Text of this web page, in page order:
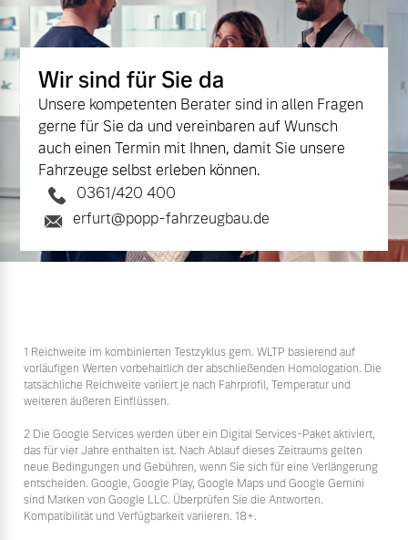
Wir sind für Sie da
Unsere kompetenten Berater sind in allen Fragen
gerne für Sie da und vereinbaren auf Wunsch
auch einen Termin mit Ihnen, damit Sie unsere
Fahrzeuge selbst erleben können.
0361/420 400
erfurt@popp-fahrzeugbau.de
1 Reichweite im kombinierten Testzyklus gem. WLTP basierend auf
vorläufigen Werten vorbehaltlich der abschließenden Homologation. Die
tatsächliche Reichweite variiert je nach Fahrprofil, Temperatur und
weiteren äußeren Einflüssen.
2 Die Google Services werden über ein Digital Services-Paket aktiviert,
das für vier Jahre enthalten ist. Nach Ablauf dieses Zeitraums gelten
neue Bedingungen und Gebühren, wenn Sie sich für eine Verlängerung
entscheiden. Google, Google Play, Google Maps und Google Gemini
sind Marken von Google LLC. Überprüfen Sie die Antworten.
Kompatibilität und Verfügbarkeit variieren. 18+.